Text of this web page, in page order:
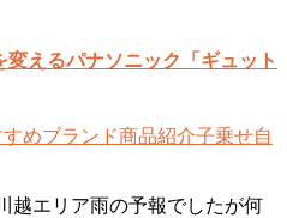
えるパナソニック「ギュット
めブランド商品紹介子乗せ自
越エリア雨の予報でしたが何